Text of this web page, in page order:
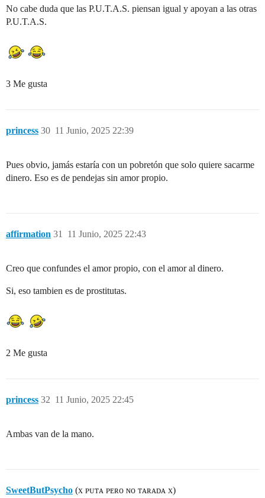
No cabe duda que las P.U.T.A.S. piensan igual y apoyan a las otras
P.U.T.A.S.
3 Me gusta
princess 11 Junio, 2025 22:39
30
Pues obvio, jamás estaría con un pobretón que solo quiere sacarme
dinero. Eso es de pendejas sin amor propio.
affirmation 11 Junio, 2025 22:43
31
Creo que confundes el amor propio, con el amor al dinero.
Si, eso tambien es de prostitutas.
2 Me gusta
princess 11 Junio, 2025 22:45
32
Ambas van de la mano.
SweetButPsycho (x ᴘᴜᴛᴀ ᴘᴇʀᴏ ɴᴏ ᴛᴀʀᴀᴅᴀ x)